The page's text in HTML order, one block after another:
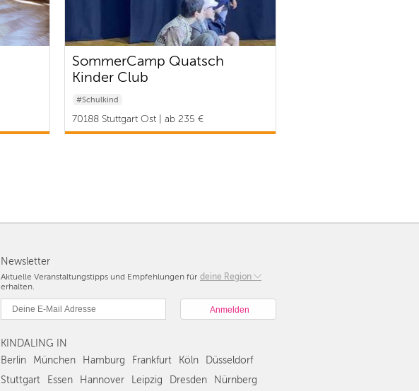
SommerCamp Quatsch
Kinder Club
#Schulkind
70188 Stuttgart Ost | ab 235 €
Newsletter
Aktuelle Veranstaltungstipps und Empfehlungen für deine Region
Berlin
Hamburg
Düsseldorf
Stuttgart
erhalten.
KINDALING IN
Berlin
München Hamburg Frankfurt Köln
Düsseldorf
Stuttgart
Essen Hannover Leipzig Dresden Nürnberg